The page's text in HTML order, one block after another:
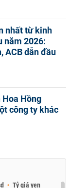
nhất từ kinh
năm 2026:
ACB dẫn đầu
Hoa Hồng
công ty khác
Tỷ giá yen